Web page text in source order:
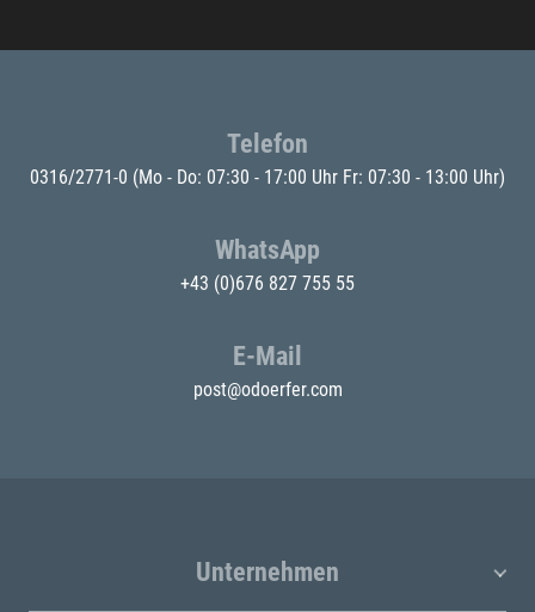
Telefon
0316/2771-0 (Mo - Do: 07:30 - 17:00 Uhr Fr: 07:30 - 13:00 Uhr)
WhatsApp
+43 (0)676 827 755 55
E-Mail
post@odoerfer.com
Unternehmen